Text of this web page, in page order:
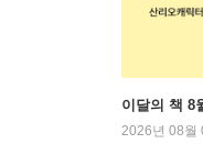
이달의 책 8
2026년 08월